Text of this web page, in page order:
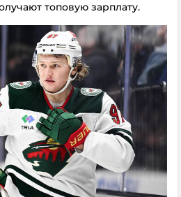
топовую зарплату.